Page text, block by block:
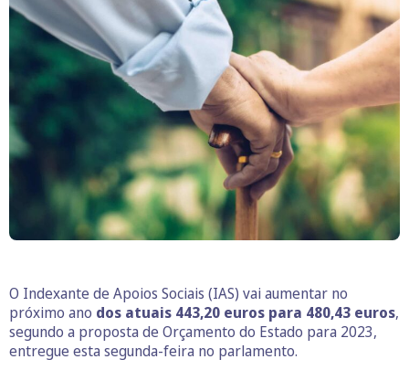
O Indexante de Apoios Sociais (IAS) vai aumentar no
próximo ano dos atuais 443,20 euros para 480,43 euros,
segundo a proposta de Orçamento do Estado para 2023,
entregue esta segunda-feira no parlamento.